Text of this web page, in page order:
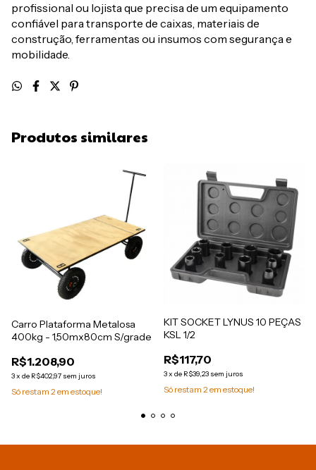
profissional ou lojista que precisa de um equipamento
confiável para transporte de caixas, materiais de
construção, ferramentas ou insumos com segurança e
mobilidade.
Produtos similares
Carro Plataforma Metalosa
400kg - 1,50mx80cm S/grade
R$1.208,90
3x de R$402,97 sem juros
Só restam 2em estoque!
KIT SOCKET LYNUS 10 PEÇAS
KSL 1/2
R$117,70
3x de R$39,23 sem juros
Só restam 2em estoque!